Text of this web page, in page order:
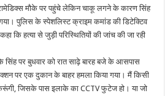
मौके पर पहुंचे लेकिन चाकू लगने के कारण सिंह
पुलिस के स्पेशलिस्ट क्राइम कमांड की डिटेक्टिव
कि हत्या से जुड़ी परिस्थितियों की जांच की जा रही
सिंह पर बुधवार को रात साढ़े बारह बजे के आसपास
पर एक दुकान के बाहर हमला किया गया। मैं किसी
जिसके पास इलाके का CCTV फुटेज हो। या जो